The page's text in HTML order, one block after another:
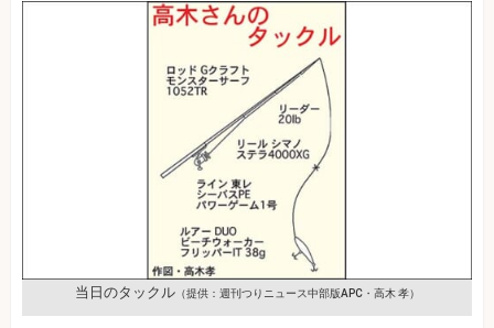
当日のタックル（提供：週刊つりニュース中部版APC・高木 孝）